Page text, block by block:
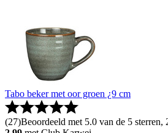
Tabo beker met oor groen ¿9 cm
(27)Beoordeeld met 5.0 van de 5 sterren,